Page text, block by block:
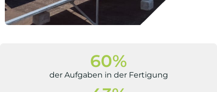
der Aufgaben in der Fertigung
60%